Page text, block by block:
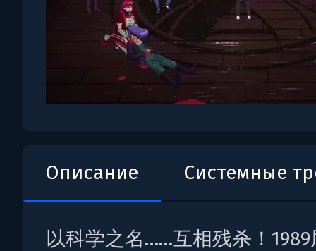
Описание Системные
以科学之名……互相残杀！